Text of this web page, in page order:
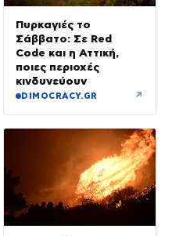
Πυρκαγιές το
Σάββατο: Σε Red
Code και η Αττική,
ποιες περιοχές
κινδυνεύουν
DIMOCRACY.GR ↗